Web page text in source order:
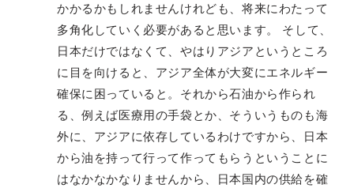
かかるかもしれませんけれども、将来にわたって
多角化していく必要があると思います。 そして、
日本だけではなくて、やはりアジアというところ
に目を向けると、アジア全体が大変にエネルギー
確保に困っていると。それから石油から作られ
る、例えば医療用の手袋とか、そういうものも海
外に、アジアに依存しているわけですから、日本
から油を持って行って作ってもらうということに
はなかなかなりませんから、日本国内の供給を確